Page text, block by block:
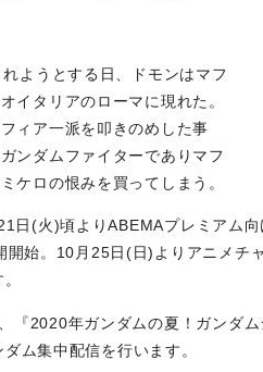
ようとする日、ドモンはマフ
イタリアのローマに現れた。
ィア一派を叩きのめした事
ンダムファイターでありマフ
ケロの恨みを買ってしまう。
日(火)頃よりABEMAプレミアム向
開始。10月25日(日)よりアニメチ
『2020年ガンダムの夏！ガンダム
ム集中配信を行います。